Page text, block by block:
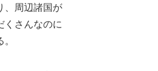
、周辺諸国が
くさんなのに